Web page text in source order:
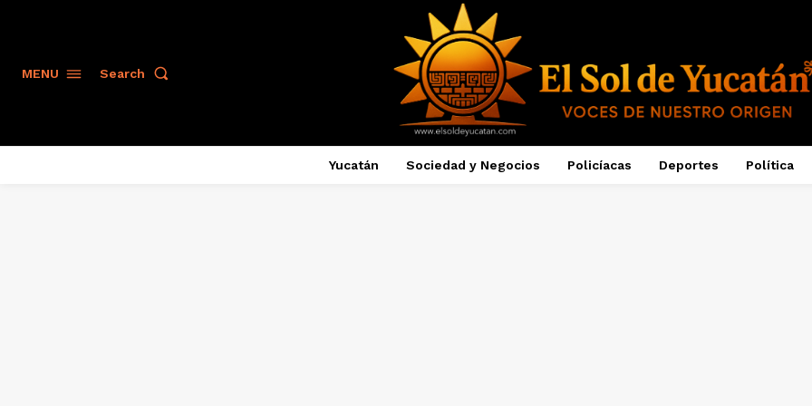
MENU Search
Yucatán Sociedad y Negocios Policíacas Deportes Política